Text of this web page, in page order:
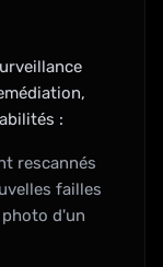
:
rescannés
failles
d'un